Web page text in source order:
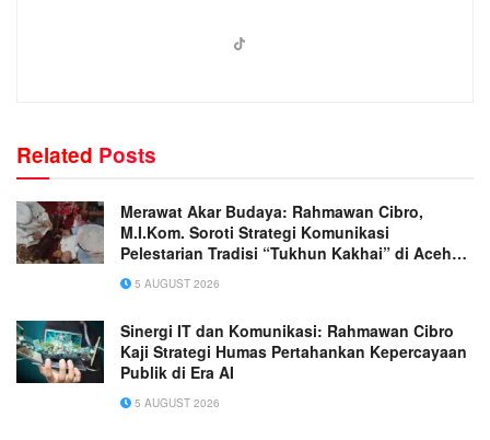
Related Posts
Merawat Akar Budaya: Rahmawan Cibro,
M.I.Kom. Soroti Strategi Komunikasi
Pelestarian Tradisi “Tukhun Kakhai” di Aceh
Singkil
5 AUGUST 2026
Sinergi IT dan Komunikasi: Rahmawan Cibro
Kaji Strategi Humas Pertahankan Kepercayaan
Publik di Era AI
5 AUGUST 2026